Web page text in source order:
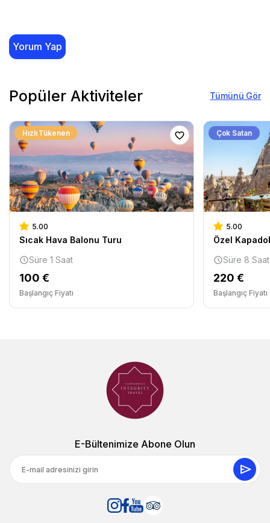
Yorum Yap
Popüler Aktiviteler Tümünü Gör
Hızlı Tükenen
5.00
Sıcak Hava Balonu Turu
Süre 1 Saat
100 €
Başlangıç Fiyatı
Çok Satan
5.00
Özel
Süre 8 Saat
220 €
Başlangıç Fiyatı
E-Bültenimize Abone Olun